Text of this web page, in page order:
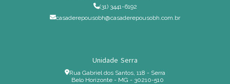
(31) 3441-6192
casaderepousobh@casaderepousobh.com.br
Unidade Serra
Rua Gabriel dos Santos, 118 - Serra
Belo Horizonte - MG - 30210-510